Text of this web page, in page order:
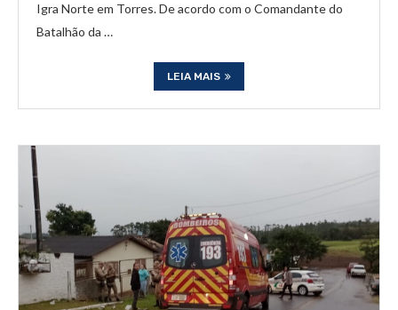
Igra Norte em Torres. De acordo com o Comandante do
Batalhão da …
LEIA MAIS